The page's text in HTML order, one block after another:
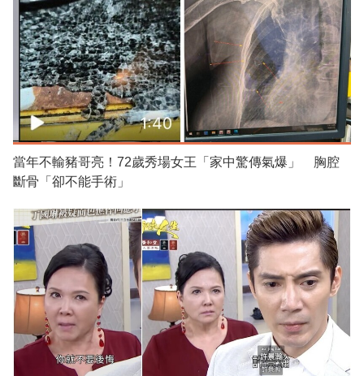
當年不輸豬哥亮！72歲秀場女王「家中驚傳氣爆」 胸腔
斷骨「卻不能手術」